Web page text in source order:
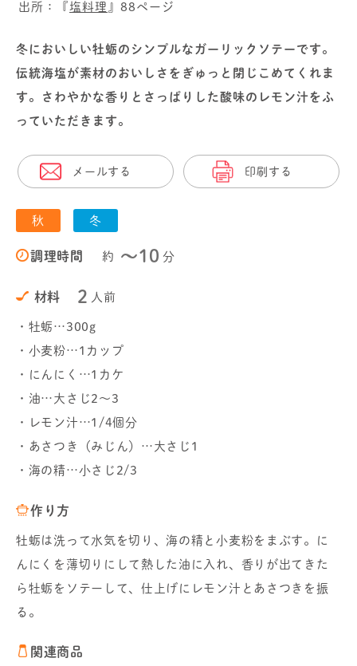
出所：『塩料理 』88ページ
冬においしい牡蛎のシンプルなガーリックソテーです。
伝統海塩が素材のおいしさをぎゅっと閉じこめてくれま
す。さわやかな香りとさっぱりした酸味のレモン汁をふ
っていただきます。
メールする 印刷する
秋 冬
調理時間 約 〜10 分
材料 2 人前
・牡蛎…300g
・小麦粉…1カップ
・にんにく…1カケ
・油…大さじ2～3
・レモン汁…1/4個分
・あさつき（みじん）…大さじ1
・海の精…小さじ2/3
作り方
牡蛎は洗って水気を切り、海の精と小麦粉をまぶす。に
んにくを薄切りにして熱した油に入れ、香りが出てきた
ら牡蛎をソテーして、仕上げにレモン汁とあさつきを振
る。
関連商品